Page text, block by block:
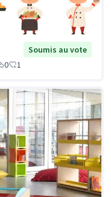
Soumis au vote
0 1